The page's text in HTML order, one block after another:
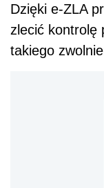
Dzięki e-ZLA
zlecić kontrolę
takiego